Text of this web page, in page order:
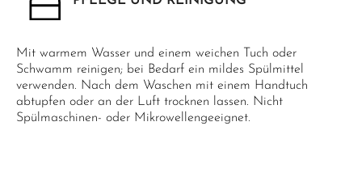
Mit warmem Wasser und einem weichen Tuch oder
Schwamm reinigen; bei Bedarf ein mildes Spülmittel
verwenden. Nach dem Waschen mit einem Handtuch
abtupfen oder an der Luft trocknen lassen. Nicht
Spülmaschinen- oder Mikrowellengeeignet.